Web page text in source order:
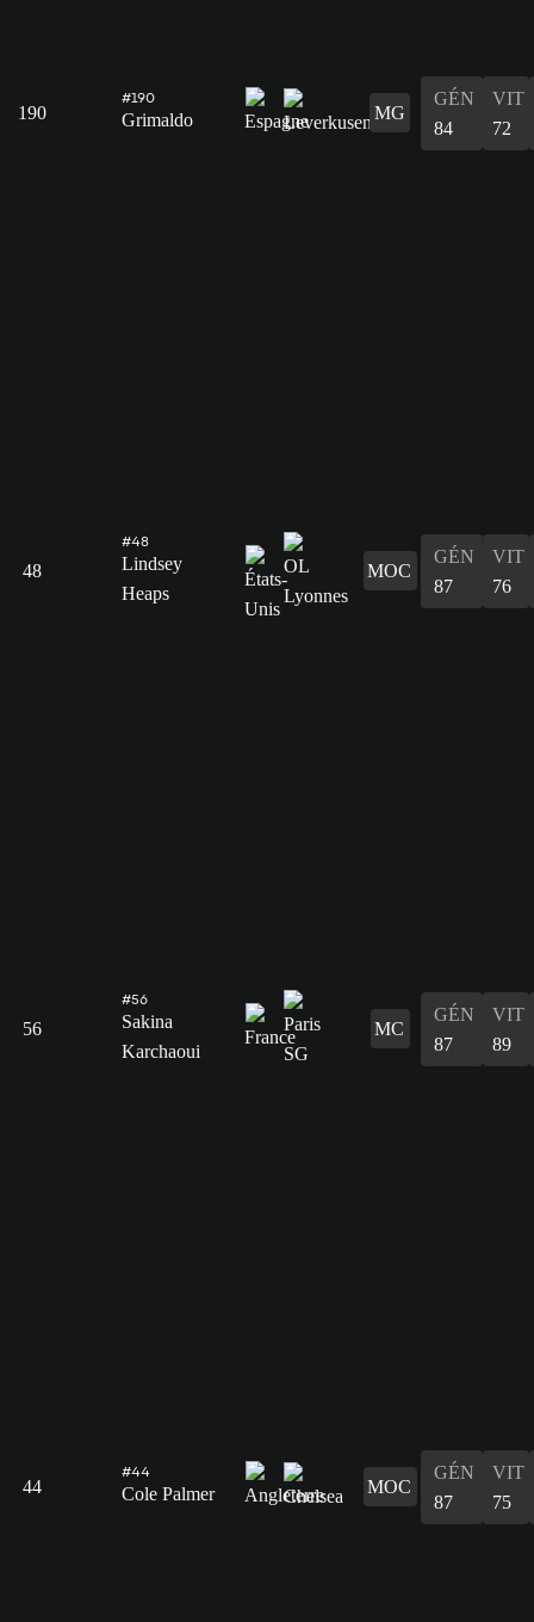
190
#190
Grimaldo MG
GÉN
84
VIT
72
48
#48
Lindsey
Heaps
MOC
GÉN
87
VIT
76
56
#56
Sakina
Karchaoui
MC
GÉN
87
VIT
89
44
#44
Cole Palmer MOC
GÉN
87
VIT
75